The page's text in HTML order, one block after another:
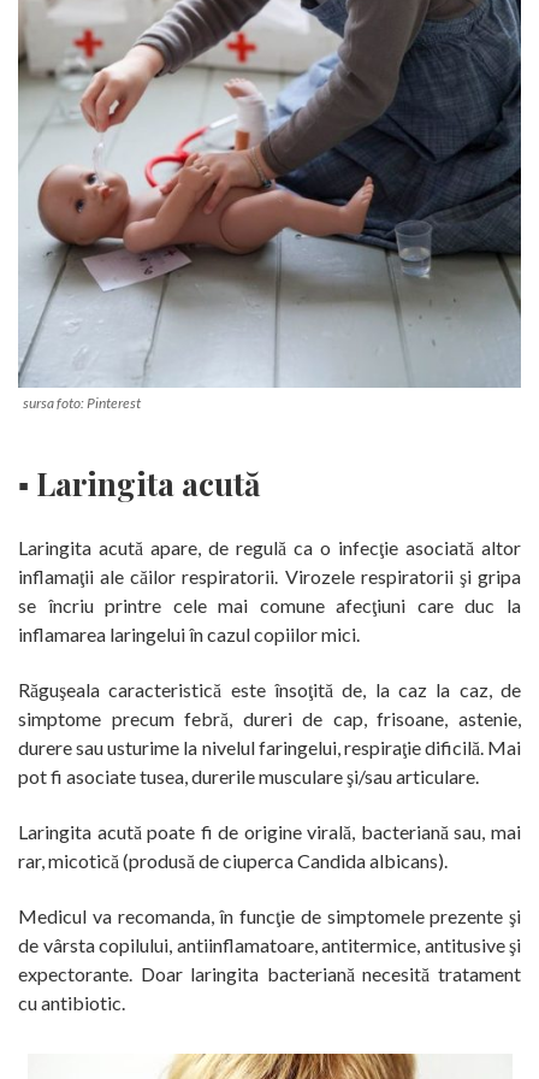
sursa foto: Pinterest
▪ Laringita acută
Laringita acută apare, de regulă ca o infecţie asociată altor
inflamaţii ale căilor respiratorii. Virozele respiratorii şi gripa
se încriu printre cele mai comune afecţiuni care duc la
inflamarea laringelui în cazul copiilor mici.
Răguşeala caracteristică este însoţită de, la caz la caz, de
simptome precum febră, dureri de cap, frisoane, astenie,
durere sau usturime la nivelul faringelui, respiraţie dificilă. Mai
pot fi asociate tusea, durerile musculare şi/sau articulare.
Laringita acută poate fi de origine virală, bacteriană sau, mai
rar, micotică (produsă de ciuperca Candida albicans).
Medicul va recomanda, în funcţie de simptomele prezente şi
de vârsta copilului, antiinflamatoare, antitermice, antitusive şi
expectorante. Doar laringita bacteriană necesită tratament
cu antibiotic.